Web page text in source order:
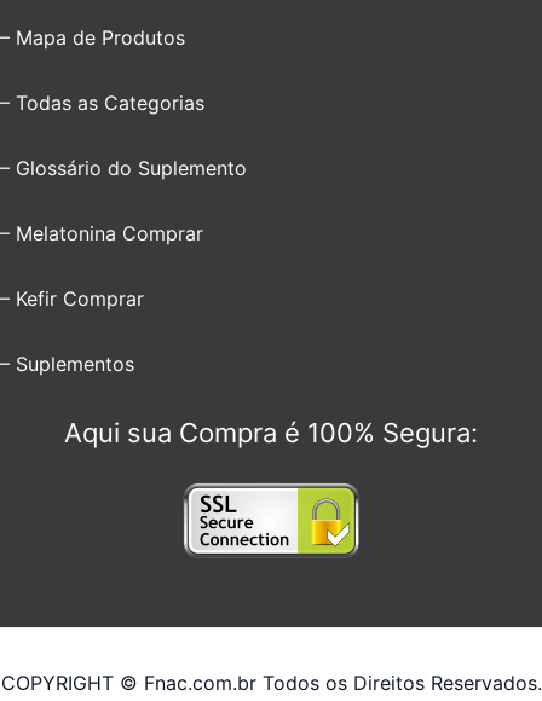
– Mapa de Produtos
– Todas as Categorias
– Glossário do Suplemento
– Melatonina Comprar
– Kefir Comprar
– Suplementos
Aqui sua Compra é 100% Segura:
COPYRIGHT © Fnac.com.br Todos os Direitos Reservados.